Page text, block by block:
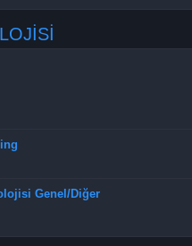
Genel/Diğer